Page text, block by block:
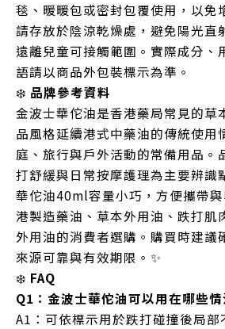
毯、暖暖包或密封包覆使用，以免
請存放於陰涼乾燥處，避免陽光直
遠離兒童可接觸範圍。實際成分、
語請以商品外包裝標示為準。
❄️ 品牌參考資料
金波士華佗油是香港藥局常見的草
品風格延續港式中藥油的傳統使用
庭、旅行與戶外活動的常備用品。
打舒緩與日常按摩護理為主要辨識
華佗油40ml容量小巧，方便攜帶
港製造藥油、草本外用油、跌打肌
外用油的消費者選購。購買時建議
來源可靠與有效期限。✨
❄️ FAQ
Q1：金波士華佗油可以用在哪些情
A1：可依標示用於跌打碰撞後局部